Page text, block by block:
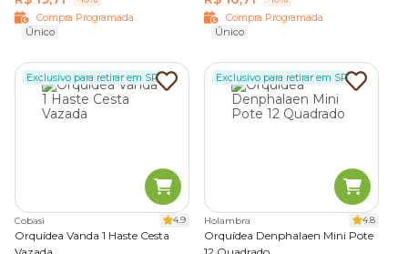
Compra Programada
Único
Compra Programada
Único
Exclusivo para retirar em SP
Cobasi 4.9
Orquídea Vanda 1 Haste Cesta
Exclusivo para retirar em SP
Holambra 4.8
Orquídea Denphalaen Mini Pote